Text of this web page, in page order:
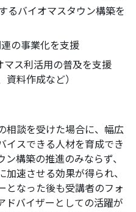
るバイオマスタウン構築を
の事業化を支援
ス利活用の普及を支援
資料作成など）
相談を受けた場合に、幅広
イスできる人材を育成でき
構築の推進のみならず、
速させる効果が得られ、
となった後も受講者のフォ
ドバイザーとしての活躍が